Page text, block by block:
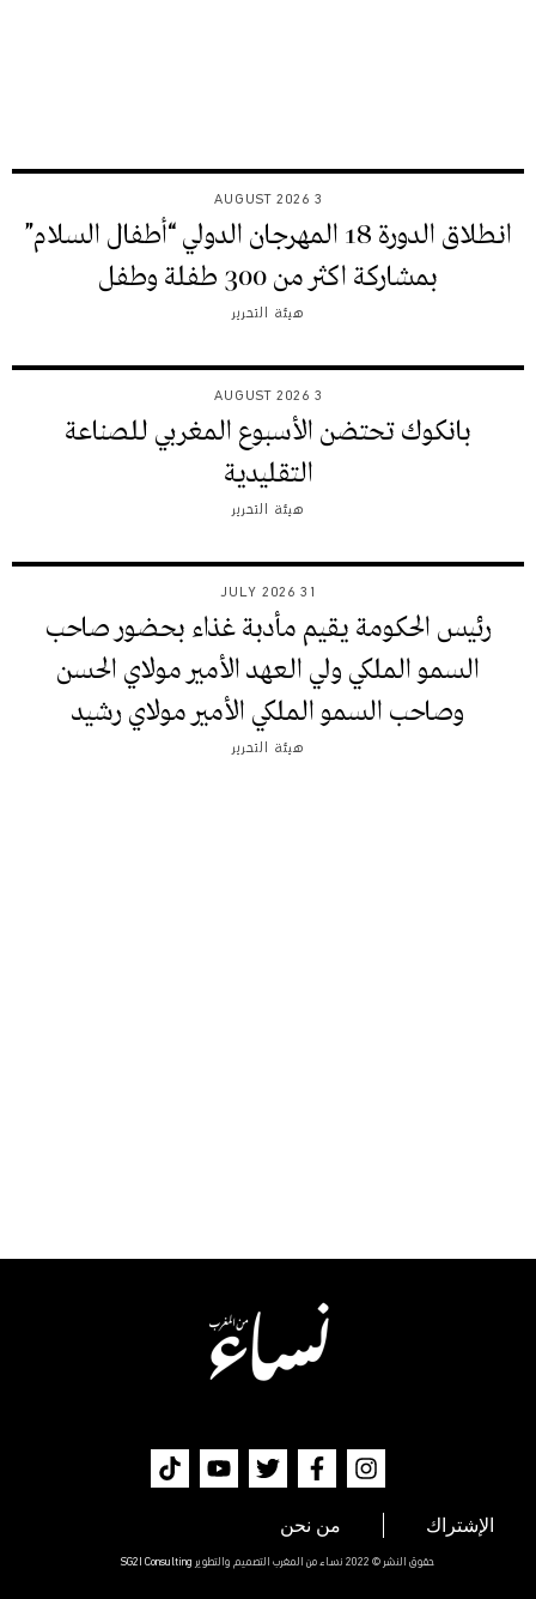
3 AUGUST 2026
انطلاق الدورة 18 المهرجان الدولي “أطفال السلام”
بمشاركة اكثر من 300 طفلة وطفل
هيئة التحرير
3 AUGUST 2026
بانكوك تحتضن الأسبوع المغربي للصناعة
التقليدية
هيئة التحرير
31 JULY 2026
رئيس الحكومة يقيم مأدبة غذاء بحضور صاحب
السمو الملكي ولي العهد الأمير مولاي الحسن
وصاحب السمو الملكي الأمير مولاي رشيد
هيئة التحرير
الإشتراك من نحن
حقوق النشر © 2022 نساء من المغرب التصميم والتطوير SG2I Consulting